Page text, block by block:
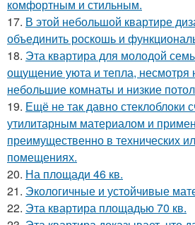
комфортным и стильным.
17. В этой небольшой квартире
объединить роскошь и
18. Эта квартира для молодой
ощущение уюта и тепла, несмотря
небольшие комнаты и низкие
19. Ещё не так давно стеклоблоки
утилитарным материалом и
преимущественно в технических
помещениях.
20. На площади 46 кв.
21. Экологичные и устойчивые
22. Эта квартира площадью 70 кв.